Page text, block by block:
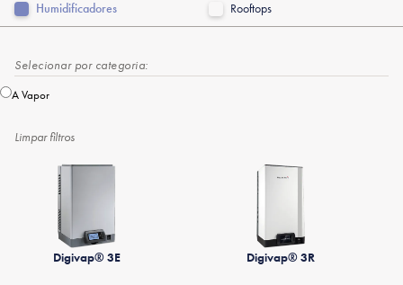
Humidificadores Rooftops
Selecionar por categoria:
A Vapor
Limpar filtros
Digivap® 3E Digivap® 3R